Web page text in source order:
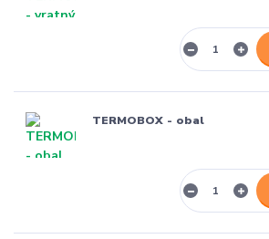
TERMOBOX - obal